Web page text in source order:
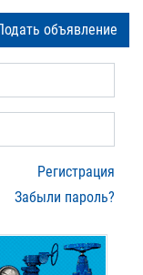
объявление
Регистрация
Забыли пароль?